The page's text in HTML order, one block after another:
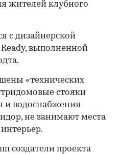
жителей клубного
с дизайнерской
выполненной
«технических
стояки
и водоснабжения
не занимают места
создатели проекта